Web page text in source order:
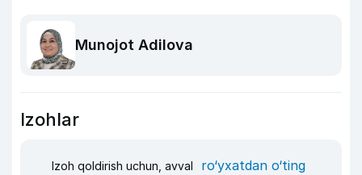
Munojot Adilova
Izohlar
Izoh qoldirish uchun, avval ro‘yxatdan o‘ting